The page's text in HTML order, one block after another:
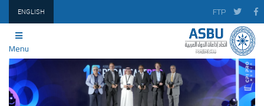
FTP
ENGLISH
Menu